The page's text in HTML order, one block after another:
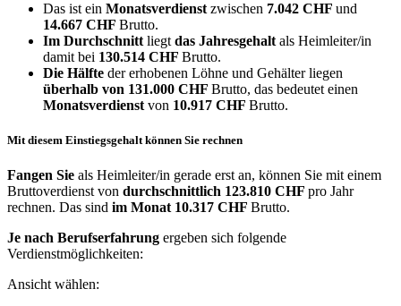
Das ist ein Monatsverdienst zwischen 7.042 CHF und
14.667 CHF Brutto.
Im Durchschnitt liegt das Jahresgehalt als Heimleiter/in
damit bei 130.514 CHF Brutto.
Die Hälfte der erhobenen Löhne und Gehälter liegen
überhalb von 131.000 CHF Brutto, das bedeutet einen
Monatsverdienst von 10.917 CHF Brutto.
Mit diesem Einstiegsgehalt können Sie rechnen
Fangen Sie als Heimleiter/in gerade erst an, können Sie mit einem
Bruttoverdienst von durchschnittlich 123.810 CHF pro Jahr
rechnen. Das sind im Monat 10.317 CHF Brutto.
Je nach Berufserfahrung ergeben sich folgende
Verdienstmöglichkeiten:
Ansicht wählen: